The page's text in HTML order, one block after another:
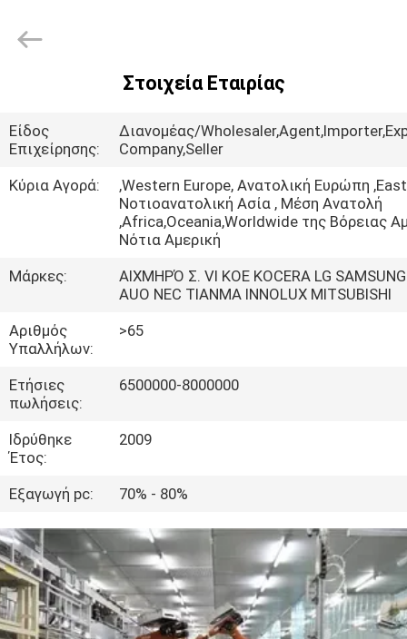
ΠΡΟΪΌΝΤΑ
ΕΡΓΟΣΤΑΣΊΩΝ
ΠΟΙΟΤΙΚΌΣ
ΈΛΕΓΧΟΣ
ΕΛΆΤΕ
ΣΕ
ΕΠΑΦΉ
ΜΕ
Co.,LIMITED.
Στοιχεία Εταιρίας
Είδος
Επιχείρησης:
Διανομέας/
Company,Seller
Κύρια Αγορά:
,Western Europe, Ανατολική Ευρώπη
Νοτιοανατολική Ασία , Μέση Ανατολή
,Africa,Oceania,Worldwide της Βόρειας
Νότια Αμερική
Μάρκες:
ΑΙΧΜΗΡΌ Σ. VI KOE KOCERA LG
AUO NEC TIANMA INNOLUX MITSUBISHI
Αριθμός
Υπαλλήλων:
>65
Ετήσιες
πωλήσεις:
6500000-8000000
Ιδρύθηκε
Έτος:
2009
Εξαγωγή pc: 70% - 80%